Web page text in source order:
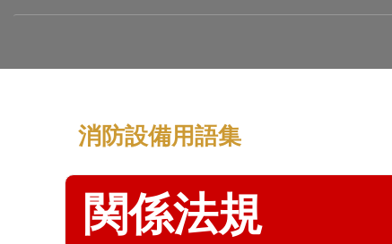
消防設備用語集
関係法規